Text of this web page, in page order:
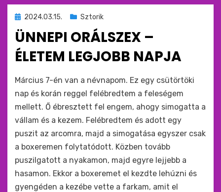
Beküldve
ide
2024.03.15. Sztorik
ÜNNEPI ORÁLSZEX –
ÉLETEM LEGJOBB NAPJA
bymonkey
Március 7-én van a névnapom. Ez egy csütörtöki
nap és korán reggel felébredtem a feleségem
mellett. Ő ébresztett fel engem, ahogy simogatta a
vállam és a kezem. Felébredtem és adott egy
puszit az arcomra, majd a simogatása egyszer csak
a boxeremen folytatódott. Közben tovább
puszilgatott a nyakamon, majd egyre lejjebb a
hasamon. Ekkor a boxeremet el kezdte lehúzni és
gyengéden a kezébe vette a farkam, amit el